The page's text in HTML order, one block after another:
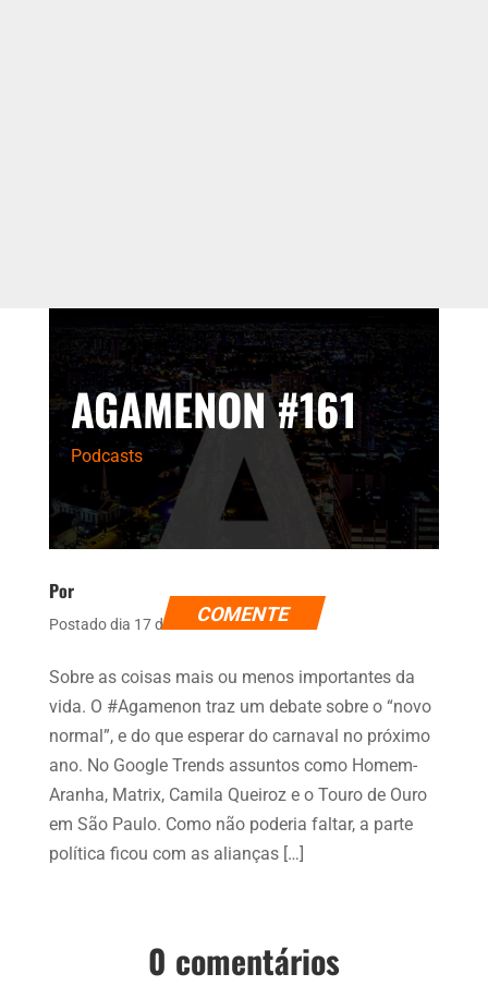
AGAMENON #161
Podcasts
Por
Postado dia 17 de novembro de 2021
COMENTE
Sobre as coisas mais ou menos importantes da
vida. O #Agamenon traz um debate sobre o “novo
normal”, e do que esperar do carnaval no próximo
ano. No Google Trends assuntos como Homem-
Aranha, Matrix, Camila Queiroz e o Touro de Ouro
em São Paulo. Como não poderia faltar, a parte
política ficou com as alianças […]
0 comentários